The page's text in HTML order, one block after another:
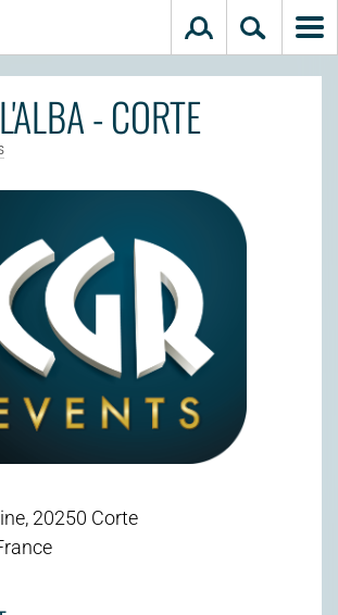
- CORTE
20250 Corte